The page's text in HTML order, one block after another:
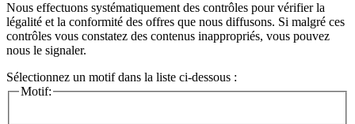
Nous effectuons systématiquement des contrôles pour vérifier la
légalité et la conformité des offres que nous diffusons. Si malgré ces
contrôles vous constatez des contenus inappropriés, vous pouvez
nous le signaler.
Sélectionnez un motif dans la liste ci-dessous :
Motif: